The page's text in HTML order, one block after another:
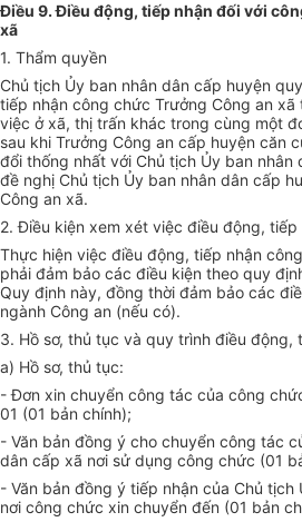
Điều 9. Điều động, tiếp nhận đối với
xã
1. Thẩm quyền
Chủ tịch Ủy ban nhân dân cấp huyện
tiếp nhận công chức Trưởng Công an
việc ở xã, thị trấn khác trong cùng một
sau khi Trưởng Công an cấp huyện căn
đổi thống nhất với Chủ tịch Ủy ban nhân
đề nghị Chủ tịch Ủy ban nhân dân cấp
Công an xã.
2. Điều kiện xem xét việc điều động, tiếp
Thực hiện việc điều động, tiếp nhận
phải đảm bảo các điều kiện theo quy
Quy định này, đồng thời đảm bảo các
ngành Công an (nếu có).
3. Hồ sơ, thủ tục và quy trình điều động,
a) Hồ sơ, thủ tục:
- Đơn xin chuyển công tác của công
01 (01 bản chính);
- Văn bản đồng ý cho chuyển công tác
dân cấp xã nơi sử dụng công chức (01
- Văn bản đồng ý tiếp nhận của Chủ tịch
nơi công chức xin chuyển đến (01 bản